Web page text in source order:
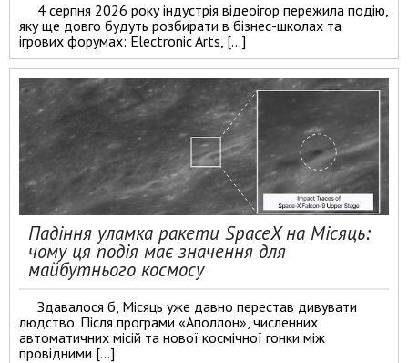
4 серпня 2026 року індустрія відеоігор пережила подію,
яку ще довго будуть розбирати в бізнес-школах та
ігрових форумах: Electronic Arts, […]
Падіння уламка ракети SpaceX на Місяць:
чому ця подія має значення для
майбутнього космосу
Здавалося б, Місяць уже давно перестав дивувати
людство. Після програми «Аполлон», численних
автоматичних місій та нової космічної гонки між
провідними […]